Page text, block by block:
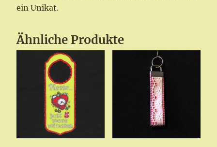
ein Unikat.
Ähnliche Produkte